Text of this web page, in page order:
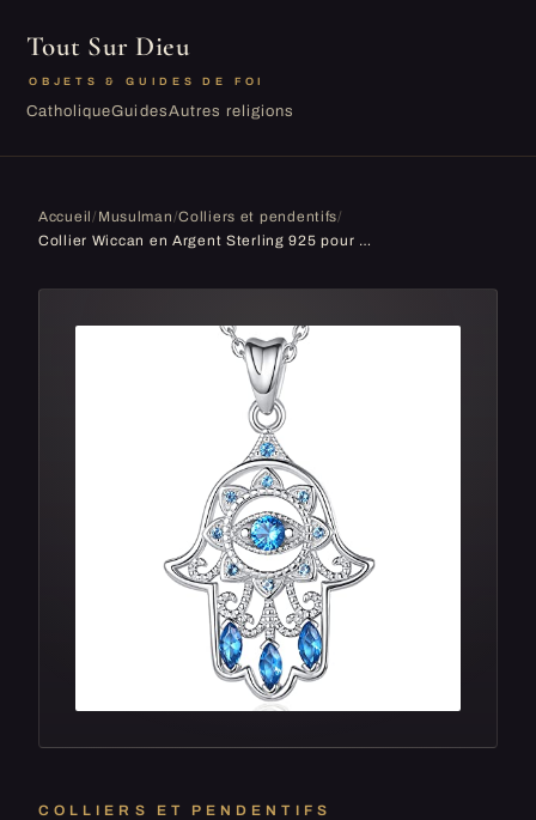
Tout Sur Dieu
OBJETS & GUIDES DE FOI
CatholiqueGuidesAutres religions
Accueil/ Musulman/Colliers et pendentifs/
Collier Wiccan en Argent Sterling 925 pour Femme, Pendentif Vintage avec Nœud de Sorcière Triple lune Pédant, étoile du Chaos Magique, 61 cm/55,9 cm
COLLIERS ET PENDENTIFS